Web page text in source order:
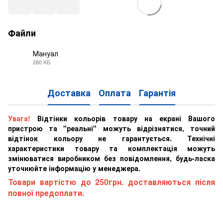
Файли
Мануал
260 КБ
Доставка Оплата Гарантія
Увага! Відтінки кольорів товару на екрані Вашого
пристрою та "реальні" можуть відрізнятися, точний
відтінок кольору не гарантується. Технічні
характеристики товару та комплектація можуть
змінюватися виробником без повідомлення, будь-ласка
уточнюйте інформацію у менеджера.
Товари вартістю до 250грн. доставляються після
повної предоплати.